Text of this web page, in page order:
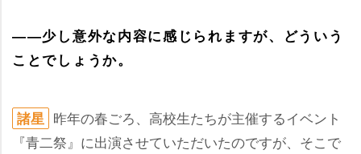
――少し意外な内容に感じられますが、どういう
ことでしょうか。
諸星 昨年の春ごろ、高校生たちが主催するイベント
『青二祭』に出演させていただいたのですが、そこで